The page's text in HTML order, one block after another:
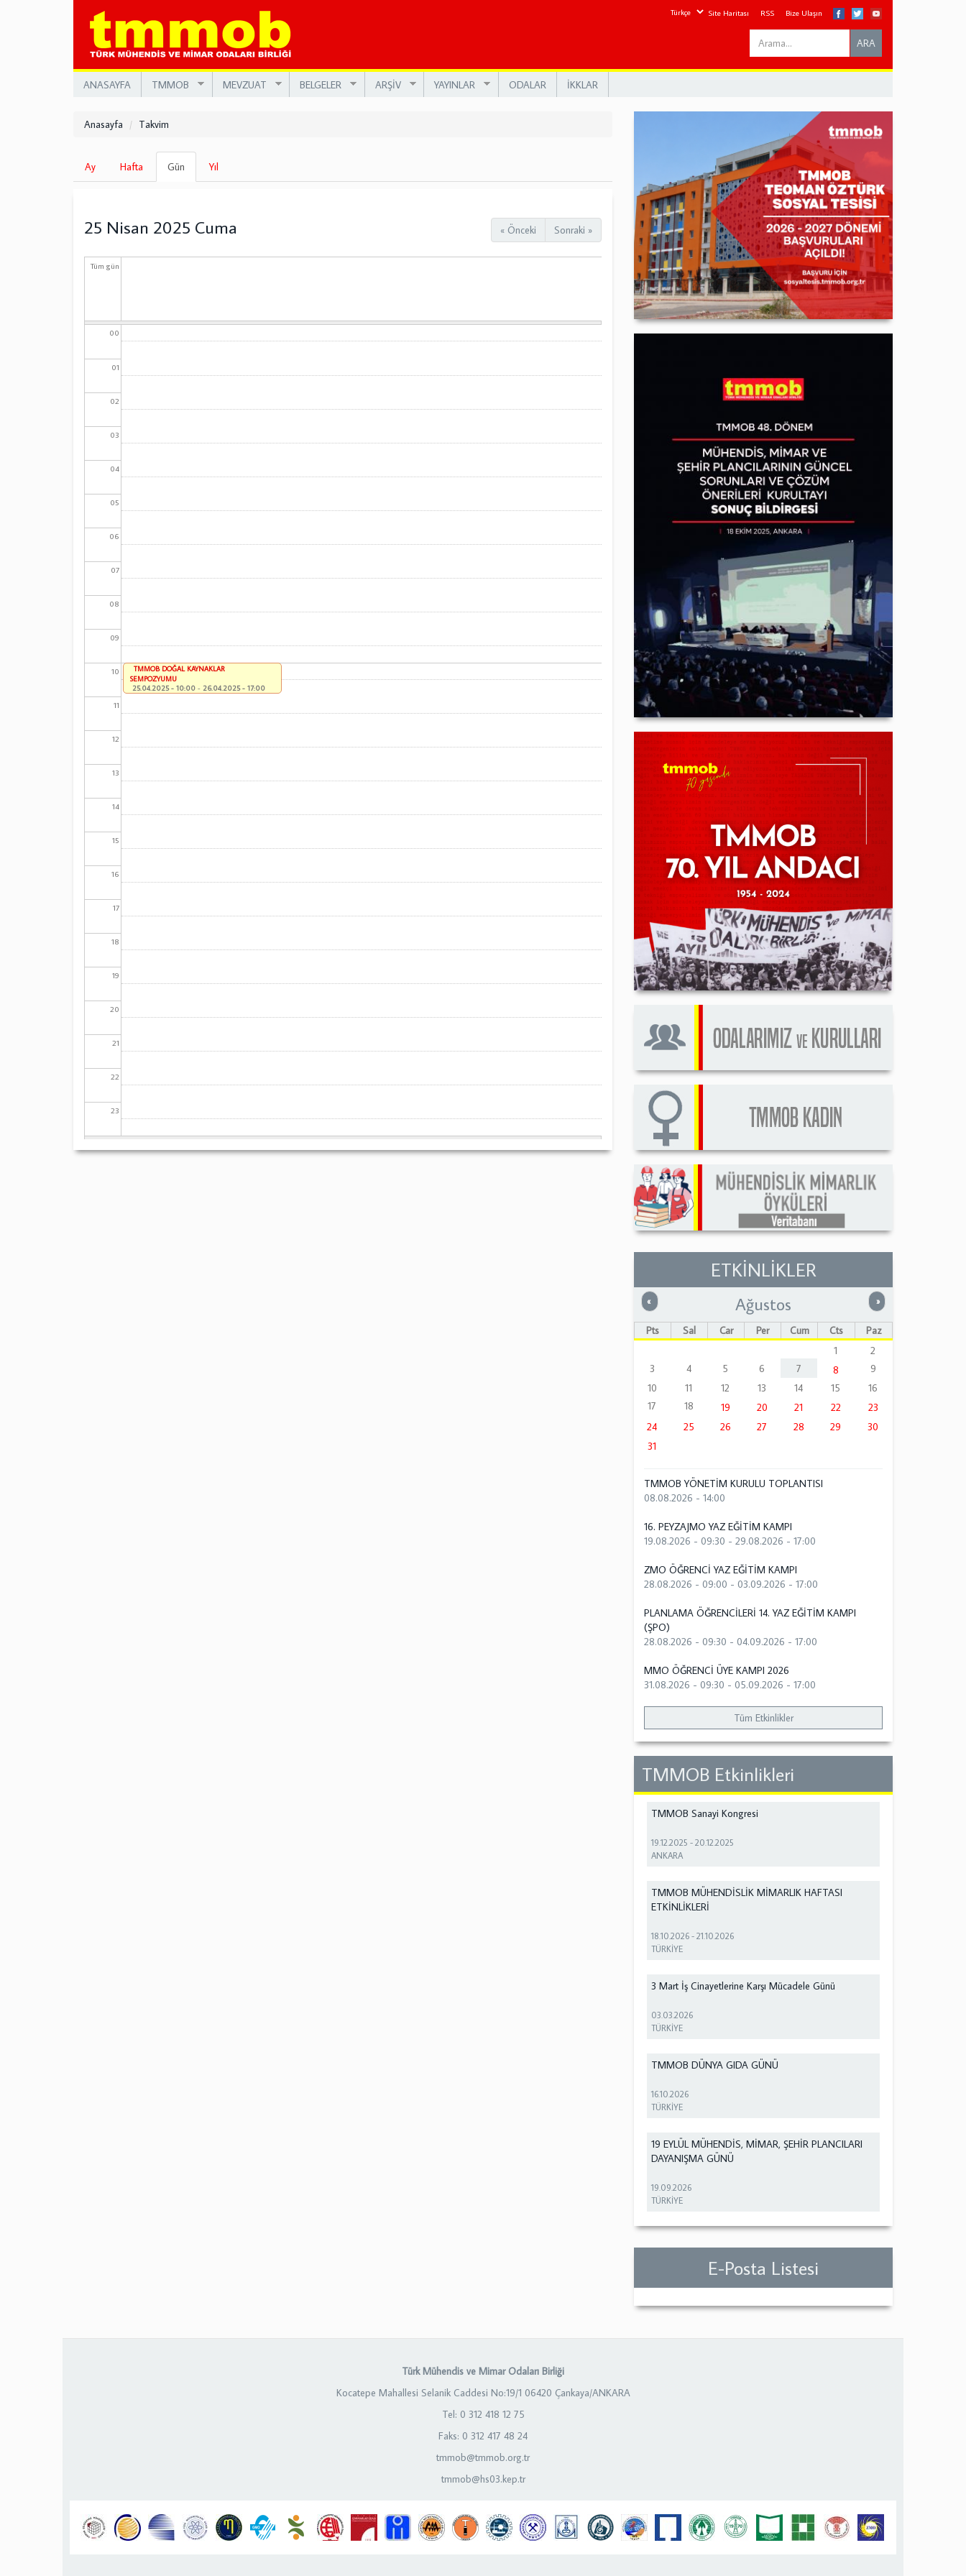
Site Haritası RSS Bize Ulaşın
Search
this
ARA
ANASAYFA TMMOB MEVZUAT BELGELER ARŞİV YAYINLAR ODALAR İKKLAR
Anasayfa Takvim
Birincil
sekmeler
Ay Hafta Gün
sekme)
Yıl
« Önceki Sonraki »
25 Nisan 2025 Cuma
Tüm gün
00
01
02
03
04
05
06
07
08
09
10
11
12
13
14
15
16
17
18
19
20
21
22
23
TMMOB DOĞAL KAYNAKLAR
SEMPOZYUMU
25.04.2025 - 10:00 - 26.04.2025 - 17:00
ETKİNLİKLER
« Önceki »Sonraki
Ağustos
Pts Sal Çar Per Cum Cts
Paz
1
2
3
4 5 6 7 8
9
10
11 12 13 14 15
16
17
18 19 20 21 22
23
24
25 26 27 28 29
30
31
TMMOB YÖNETİM KURULU TOPLANTISI
08.08.2026 - 14:00
16. PEYZAJMO YAZ EĞİTİM KAMPI
19.08.2026 - 09:30 -29.08.2026 - 17:00
ZMO ÖĞRENCİ YAZ EĞİTİM KAMPI
28.08.2026 - 09:00 -03.09.2026 - 17:00
PLANLAMA ÖĞRENCİLERİ 14. YAZ EĞİTİM KAMPI
(ŞPO)
28.08.2026 - 09:30 -04.09.2026 - 17:00
MMO ÖĞRENCİ ÜYE KAMPI 2026
31.08.2026 - 09:30 -05.09.2026 - 17:00
Tüm Etkinlikler
TMMOB Etkinlikleri
TMMOB Sanayi Kongresi
19.12.2025 -20.12.2025
ANKARA
TMMOB MÜHENDİSLİK MİMARLIK HAFTASI
ETKİNLİKLERİ
18.10.2026 -21.10.2026
TÜRKİYE
3 Mart İş Cinayetlerine Karşı Mücadele Günü
03.03.2026
TÜRKİYE
TMMOB DÜNYA GIDA GÜNÜ
16.10.2026
TÜRKİYE
19 EYLÜL MÜHENDİS, MİMAR, ŞEHİR PLANCILARI
DAYANIŞMA GÜNÜ
19.09.2026
TÜRKİYE
E-Posta Listesi
Türk Mühendis ve Mimar Odaları Birliği
Kocatepe Mahallesi Selanik Caddesi No:19/1 06420 Çankaya/ANKARA
Tel: 0 312 418 12 75
Faks: 0 312 417 48 24
tmmob@tmmob.org.tr
tmmob@hs03.kep.tr